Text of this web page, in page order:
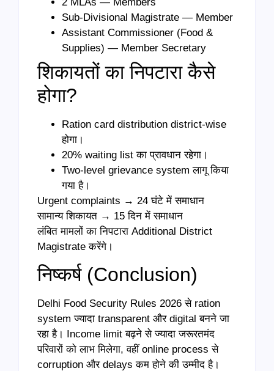
Sub-Divisional Magistrate — Member
Assistant Commissioner (Food &
Supplies) — Member Secretary
शिकायतों का निपटारा कैसे
होगा?
Ration card distribution district-wise
होगा।
20% waiting list का प्रावधान रहेगा।
Two-level grievance system लागू किया
गया है।
Urgent complaints → 24 घंटे में समाधान
सामान्य शिकायत → 15 दिन में समाधान
लंबित मामलों का निपटारा Additional District
Magistrate करेंगे।
निष्कर्ष (Conclusion)
Delhi Food Security Rules 2026 से ration
system ज्यादा transparent और digital बनने जा
रहा है। Income limit बढ़ने से ज्यादा जरूरतमंद
परिवारों को लाभ मिलेगा, वहीं online process से
corruption और delays कम होने की उम्मीद है।